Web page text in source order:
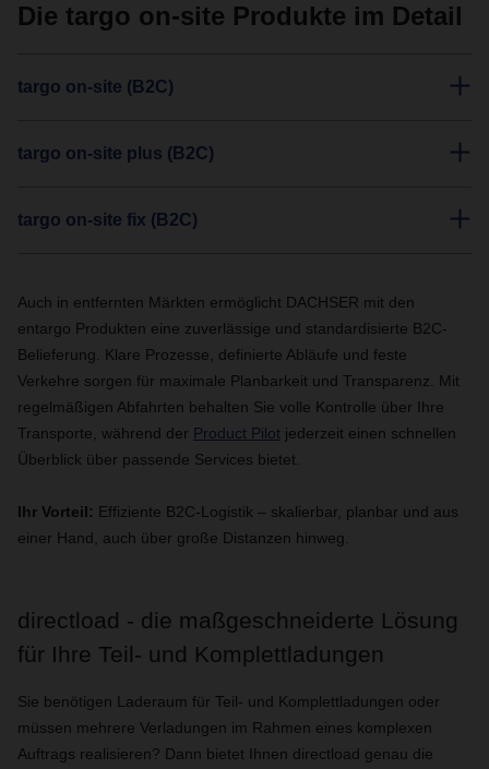
Die targo on-site Produkte im Detail
targo on-site (B2C)
targo on-site plus (B2C)
targo on-site fix (B2C)
Auch in entfernten Märkten ermöglicht DACHSER mit den
entargo Produkten eine zuverlässige und standardisierte B2C-
Belieferung. Klare Prozesse, definierte Abläufe und feste
Verkehre sorgen für maximale Planbarkeit und Transparenz. Mit
regelmäßigen Abfahrten behalten Sie volle Kontrolle über Ihre
Transporte, während der Product Pilot jederzeit einen schnellen
Überblick über passende Services bietet.
Ihr Vorteil: Effiziente B2C-Logistik – skalierbar, planbar und aus
einer Hand, auch über große Distanzen hinweg.
directload - die maßgeschneiderte Lösung
für Ihre Teil- und Komplettladungen
Sie benötigen Laderaum für Teil- und Komplettladungen oder
müssen mehrere Verladungen im Rahmen eines komplexen
Auftrags realisieren? Dann bietet Ihnen directload genau die